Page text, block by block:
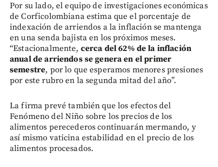
Por su lado, el equipo de investigaciones económicas
de Corficolombiana estima que el porcentaje de
indexación de arriendos a la inflación se mantenga
en una senda bajista en los próximos meses.
“Estacionalmente, cerca del 62% de la inflación
anual de arriendos se genera en el primer
semestre, por lo que esperamos menores presiones
por este rubro en la segunda mitad del año”.
La firma prevé también que los efectos del
Fenómeno del Niño sobre los precios de los
alimentos perecederos continuarán mermando, y
así mismo vaticina estabilidad en el precio de los
alimentos procesados.